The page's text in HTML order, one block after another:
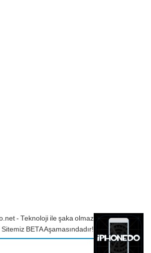
- Teknoloji ile şaka olmaz
Sitemiz BETA Aşamasındadır!